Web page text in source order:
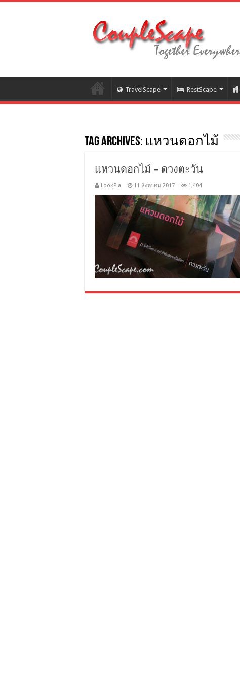
TravelScape RestScape
Tag Archives: แหวนดอกไม้
แหวนดอกไม้ – ดวงตะวัน
LookPla 11 สิงหาคม 2017 1,404